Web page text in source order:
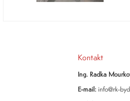
Kontakt
Ing. Radka
E-mail: info@rk-